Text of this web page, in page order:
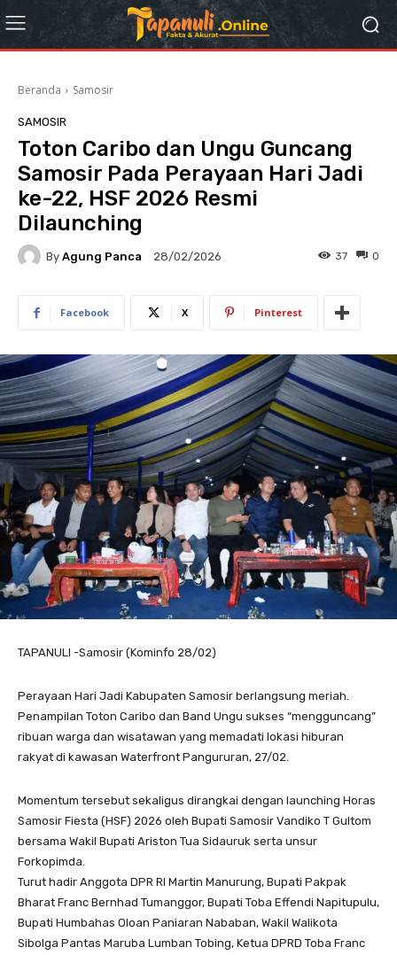
Beranda Samosir
SAMOSIR
Toton Caribo dan Ungu Guncang
Samosir Pada Perayaan Hari Jadi
ke-22, HSF 2026 Resmi
Dilaunching
By Agung Panca 28/02/2026 0
37
Facebook X Pinterest
TAPANULI -Samosir (Kominfo 28/02)
Perayaan Hari Jadi Kabupaten Samosir berlangsung meriah.
Penampilan Toton Caribo dan Band Ungu sukses “mengguncang”
ribuan warga dan wisatawan yang memadati lokasi hiburan
rakyat di kawasan Waterfront Pangururan, 27/02.
Momentum tersebut sekaligus dirangkai dengan launching Horas
Samosir Fiesta (HSF) 2026 oleh Bupati Samosir Vandiko T Gultom
bersama Wakil Bupati Ariston Tua Sidauruk serta unsur
Forkopimda.
Turut hadir Anggota DPR RI Martin Manurung, Bupati Pakpak
Bharat Franc Bernhad Tumanggor, Bupati Toba Effendi Napitupulu,
Bupati Humbahas Oloan Paniaran Nababan, Wakil Walikota
Sibolga Pantas Maruba Lumban Tobing, Ketua DPRD Toba Franc